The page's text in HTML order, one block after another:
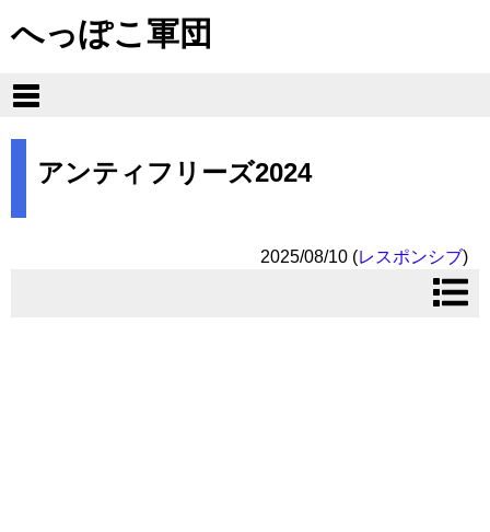
へっぽこ軍団
アンティフリーズ2024
2025/08/10 (レスポンシブ)